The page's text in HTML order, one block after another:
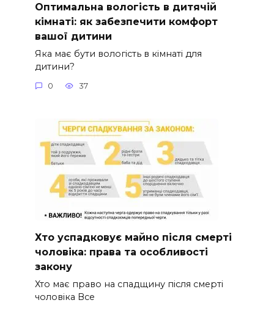
Оптимальна вологість в дитячій
кімнаті: як забезпечити комфорт
вашої дитини
Яка має бути вологість в кімнаті для
дитини?
0 37
Хто успадковує майно після смерті
чоловіка: права та особливості
закону
Хто має право на спадщину після смерті
чоловіка Все